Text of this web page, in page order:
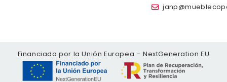
Financiado por la Unión Europea – NextGeneration EU